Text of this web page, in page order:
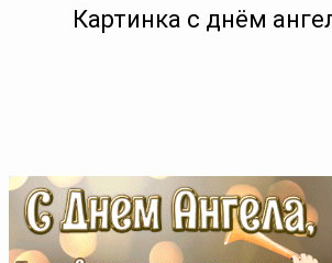
Картинка с днём